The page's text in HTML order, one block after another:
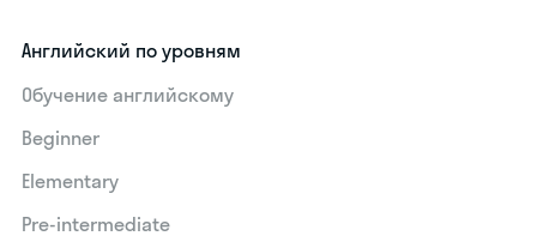
Английский по уровням
Обучение английскому
Beginner
Elementary
Pre-intermediate